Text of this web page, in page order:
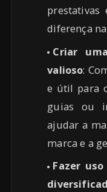
diferença
Criar
valioso:
e útil para
guias ou
ajudar a
marca e a
Fazer